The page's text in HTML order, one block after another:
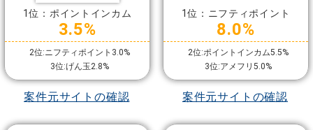
1位：ポイントインカム
3.5%
2位:ニフティポイント3.0%
3位:げん玉2.8%
案件元サイトの確認
1位：ニフティポイント
8.0%
2位:ポイントインカム5.5%
3位:アメフリ5.0%
案件元サイトの確認